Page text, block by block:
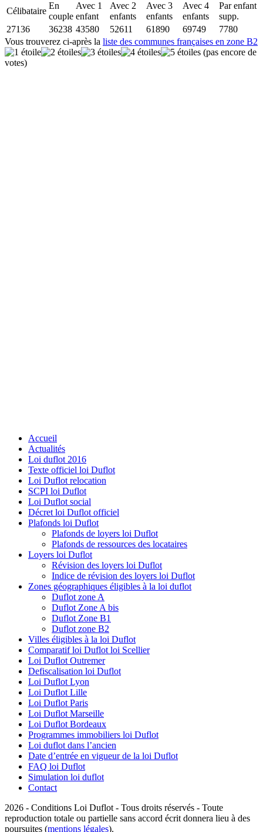
Célibataire
En
couple
Avec 1
enfant
Avec 2
enfants
Avec 3
enfants
Avec 4
enfants
Par enfant
supp.
27136
36238 43580 52611 61890 69749
7780
Vous trouverez ci-après la liste des communes françaises en zone B2
(pas encore de
votes)
Accueil
Actualités
Loi duflot 2016
Texte officiel loi Duflot
Loi Duflot relocation
SCPI loi Duflot
Loi Duflot social
Décret loi Duflot officiel
Plafonds loi Duflot
Plafonds de loyers loi Duflot
Plafonds de ressources des locataires
Loyers loi Duflot
Révision des loyers loi Duflot
Indice de révision des loyers loi Duflot
Zones géographiques éligibles à la loi duflot
Duflot zone A
Duflot Zone A bis
Duflot Zone B1
Duflot zone B2
Villes éligibles à la loi Duflot
Comparatif loi Duflot loi Scellier
Loi Duflot Outremer
Defiscalisation loi Duflot
Loi Duflot Lyon
Loi Duflot Lille
Loi Duflot Paris
Loi Duflot Marseille
Loi Duflot Bordeaux
Programmes immobiliers loi Duflot
Loi duflot dans l’ancien
Date d’entrée en vigueur de la loi Duflot
FAQ loi Duflot
Simulation loi duflot
Contact
2026 - Conditions Loi Duflot - Tous droits réservés - Toute
reproduction totale ou partielle sans accord écrit donnera lieu à des
poursuites (mentions légales).